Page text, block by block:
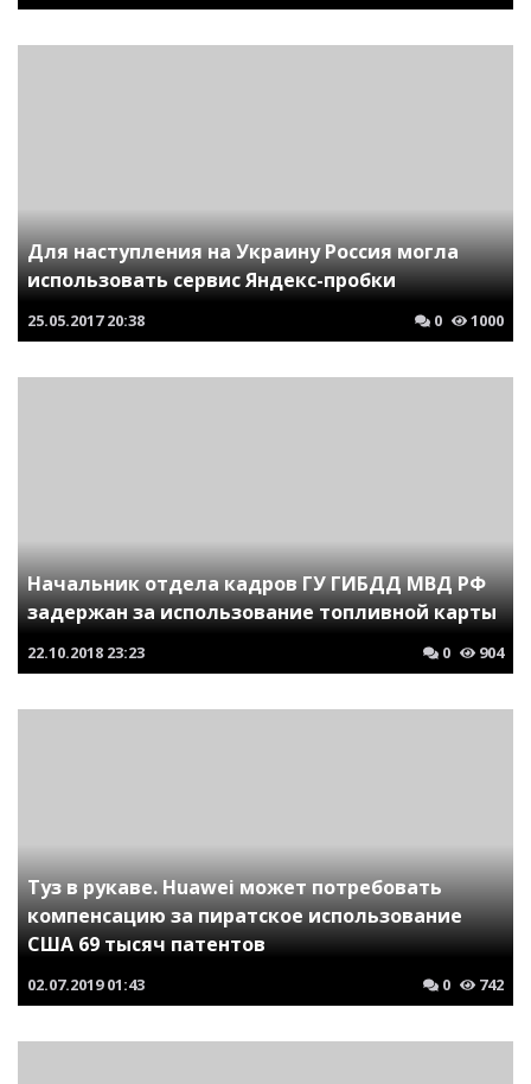
Для наступления на Украину Россия могла
использовать сервис Яндекс-пробки
25.05.2017 20:38 0 1000
Начальник отдела кадров ГУ ГИБДД МВД РФ
задержан за использование топливной карты
22.10.2018 23:23 0 904
Туз в рукаве. Huawei может потребовать
компенсацию за пиратское использование
США 69 тысяч патентов
02.07.2019 01:43 0 742